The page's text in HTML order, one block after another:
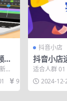
类
手
9.9
抖音小店
抖音小店
到推广，
告投放技
适合人群 01
新商家 02
的...2024-12-